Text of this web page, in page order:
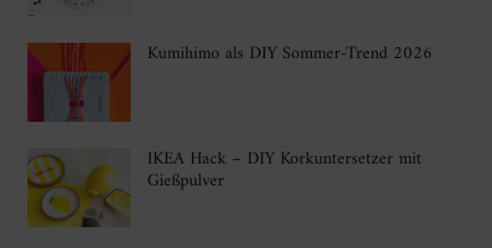
Kumihimo als DIY Sommer-Trend 2026
IKEA Hack – DIY Korkuntersetzer mit
Gießpulver